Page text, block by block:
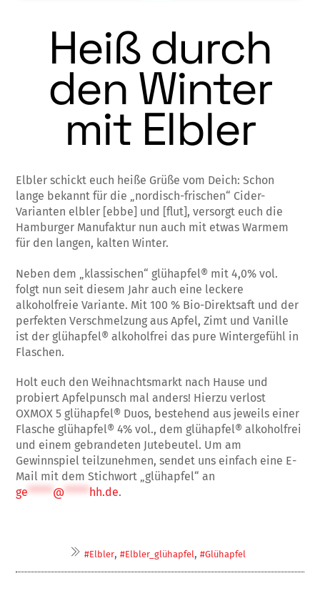
Heiß durch
den Winter
mit Elbler
Elbler schickt euch heiße Grüße vom Deich: Schon
lange bekannt für die „nordisch-frischen“ Cider-
Varianten elbler [ebbe] und [flut], versorgt euch die
Hamburger Manufaktur nun auch mit etwas Warmem
für den langen, kalten Winter.
Neben dem „klassischen“ glühapfel® mit 4,0% vol.
folgt nun seit diesem Jahr auch eine leckere
alkoholfreie Variante. Mit 100 % Bio-Direktsaft und der
perfekten Verschmelzung aus Apfel, Zimt und Vanille
ist der glühapfel® alkoholfrei das pure Wintergefühl in
Flaschen.
Holt euch den Weihnachtsmarkt nach Hause und
probiert Apfelpunsch mal anders! Hierzu verlost
OXMOX 5 glühapfel® Duos, bestehend aus jeweils einer
Flasche glühapfel®4% vol., dem glühapfel®alkoholfrei
und einem gebrandeten Jutebeutel. Um am
Gewinnspiel teilzunehmen, sendet uns einfach eine E-
Mail mit dem Stichwort „glühapfel“ an
ge*****@***** hh.de.
#Elbler, #Elbler_glühapfel, #Glühapfel